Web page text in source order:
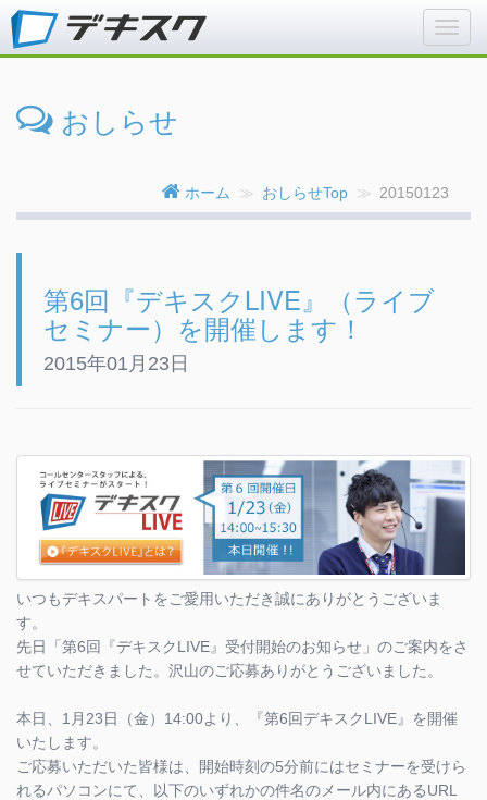
おしらせ
ホーム おしらせTop 20150123
第6回『デキスクLIVE』（ライブ
セミナー）を開催します！
2015年01月23日
いつもデキスパートをご愛用いただき誠にありがとうございま
す。
先日「第6回『デキスクLIVE』受付開始のお知らせ」のご案内をさ
せていただきました。沢山のご応募ありがとうございました。
本日、1月23日（金）14:00より、『第6回デキスクLIVE』を開催
いたします。
ご応募いただいた皆様は、開始時刻の5分前にはセミナーを受けら
れるパソコンにて、以下のいずれかの件名のメール内にあるURL